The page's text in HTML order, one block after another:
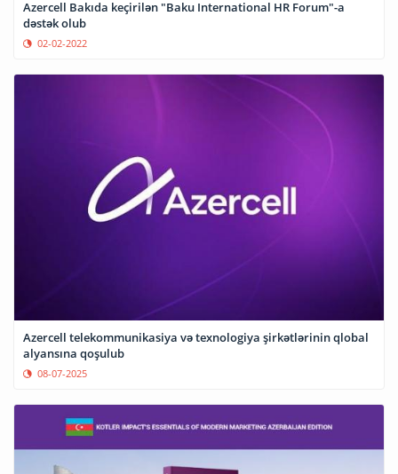
Azercell Bakıda keçirilən "Baku International HR Forum"-a
dəstək olub
02-02-2022
Azercell telekommunikasiya və texnologiya şirkətlərinin qlobal
alyansına qoşulub
08-07-2025